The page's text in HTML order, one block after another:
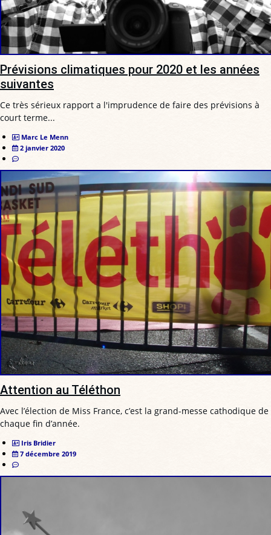
Prévisions climatiques pour 2020 et les années
suivantes
Ce très sérieux rapport a l'imprudence de faire des prévisions à
court terme...
Marc Le Menn
2 janvier 2020
Attention au Téléthon
Avec l’élection de Miss France, c’est la grand-messe cathodique de
chaque fin d’année.
Iris Bridier
7 décembre 2019